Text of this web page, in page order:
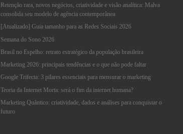
Retenção rara, novos negócios, criatividade e visão analítica: Malva
consolida seu modelo de agência contemporânea
[Atualizado] Guia tamanho para as Redes Sociais 2026
Semana do Sono 2026
Brasil no Espelho: retrato estratégico da população brasileira
Marketing 2026: principais tendências e o que não pode faltar
Google Trifecta: 3 pilares essenciais para mensurar o marketing
Teoria da Internet Morta: será o fim da internet humana?
Marketing Quântico: criatividade, dados e análises para conquistar o
futuro